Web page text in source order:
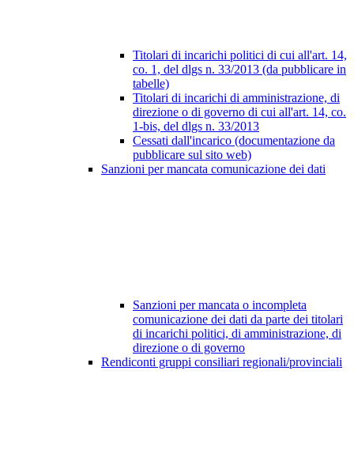
Titolari di incarichi politici di cui all'art. 14,
co. 1, del dlgs n. 33/2013 (da pubblicare in
tabelle)
Titolari di incarichi di amministrazione, di
direzione o di governo di cui all'art. 14, co.
1-bis, del dlgs n. 33/2013
Cessati dall'incarico (documentazione da
pubblicare sul sito web)
Sanzioni per mancata comunicazione dei dati
Sanzioni per mancata o incompleta
comunicazione dei dati da parte dei titolari
di incarichi politici, di amministrazione, di
direzione o di governo
Rendiconti gruppi consiliari regionali/provinciali